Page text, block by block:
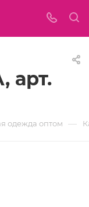
арт.
одежда оптом —